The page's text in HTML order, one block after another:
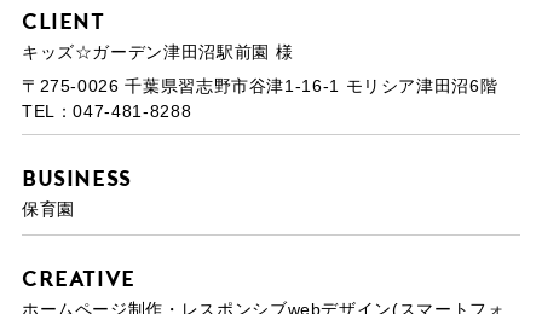
Client
キッズ☆ガーデン津田沼駅前園 様
〒275-0026 千葉県習志野市谷津1-16-1 モリシア津田沼6階
TEL：047-481-8288
Business
保育園
Creative
ホームページ制作・レスポンシブwebデザイン(スマートフォ